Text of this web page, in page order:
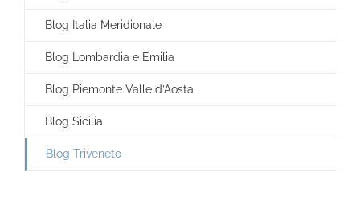
Blog Italia Meridionale
Blog Lombardia e Emilia
Blog Piemonte Valle d’Aosta
Blog Sicilia
Blog Triveneto